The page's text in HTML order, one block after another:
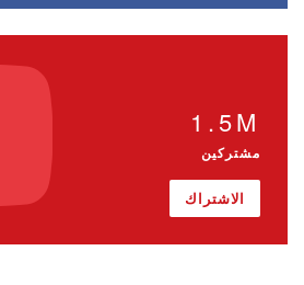
1.5M
مشتركين
الاشتراك